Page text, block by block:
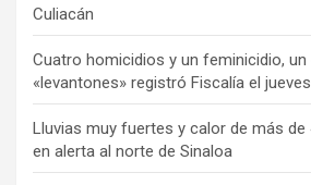
Culiacán
Cuatro homicidios y un feminicidio,
«levantones» registró Fiscalía el jueves
Lluvias muy fuertes y calor de más de
en alerta al norte de Sinaloa